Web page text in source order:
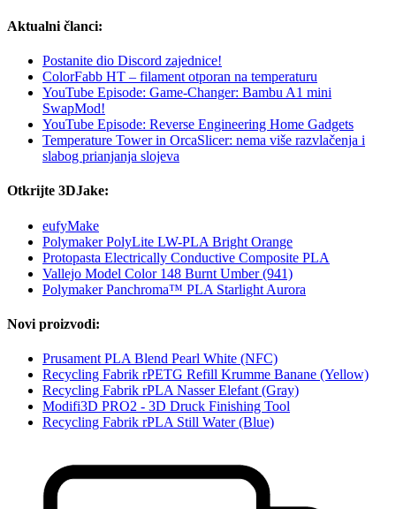
Aktualni članci:
Postanite dio Discord zajednice!
ColorFabb HT – filament otporan na temperaturu
YouTube Episode: Game-Changer: Bambu A1 mini
SwapMod!
YouTube Episode: Reverse Engineering Home Gadgets
Temperature Tower in OrcaSlicer: nema više razvlačenja i
slabog prianjanja slojeva
Otkrijte 3DJake:
eufyMake
Polymaker PolyLite LW-PLA Bright Orange
Protopasta Electrically Conductive Composite PLA
Vallejo Model Color 148 Burnt Umber (941)
Polymaker Panchroma™ PLA Starlight Aurora
Novi proizvodi:
Prusament PLA Blend Pearl White (NFC)
Recycling Fabrik rPETG Refill Krumme Banane (Yellow)
Recycling Fabrik rPLA Nasser Elefant (Gray)
Modifi3D PRO2 - 3D Druck Finishing Tool
Recycling Fabrik rPLA Still Water (Blue)